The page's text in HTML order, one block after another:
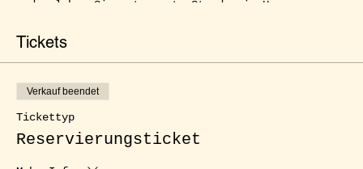
und erleben Sie entspannte Stunden im Herzen von
Tickets
Verkauf beendet
Tickettyp
Reservierungsticket